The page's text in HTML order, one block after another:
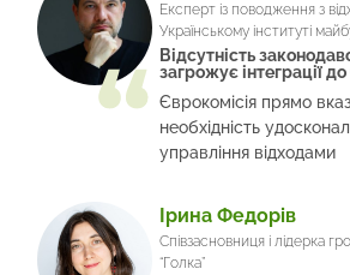
Експерт із поводження з
Українському інституті
Відсутність
загрожує інтеграції
Єврокомісія прямо
необхідність
управління відходами
Ірина Федорів
Співзасновниця і лідерка
“Голка”